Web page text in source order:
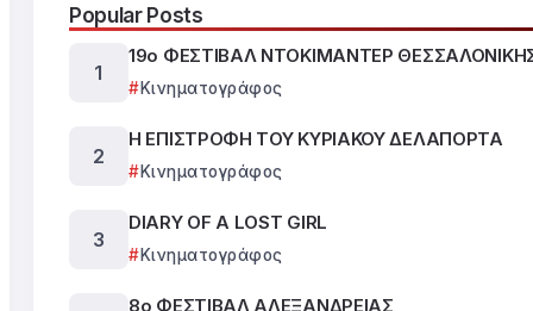
Popular Posts
19ο ΦΕΣΤΙΒΑΛ ΝΤΟΚΙΜΑΝΤΕΡ
Κινηματογράφος
Η ΕΠΙΣΤΡΟΦΗ ΤΟΥ ΚΥΡΙΑΚΟΥ ΔΕΛΑΠΟΡΤΑ
Κινηματογράφος
DIARY OF A LOST GIRL
Κινηματογράφος
8ο ΦΕΣΤΙΒΑΛ ΑΛΕΞΑΝΔΡΕΙΑΣ